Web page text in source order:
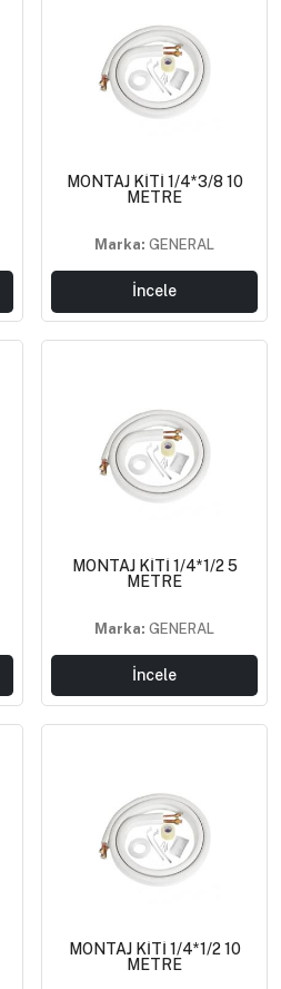
MONTAJ KİTİ 1/4*3/8 10
METRE
Marka: GENERAL
İncele
MONTAJ KİTİ 1/4*1/2 5
METRE
Marka: GENERAL
İncele
MONTAJ KİTİ 1/4*1/2 10
METRE